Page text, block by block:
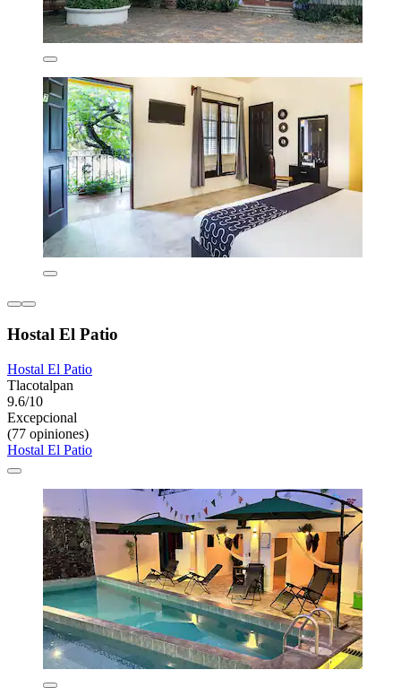
Hostal El Patio
Hostal El Patio
Tlacotalpan
9.6/10
Excepcional
(77 opiniones)
Hostal El Patio